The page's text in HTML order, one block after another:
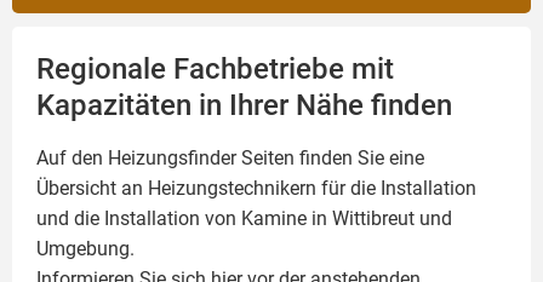
Regionale Fachbetriebe mit
Kapazitäten in Ihrer Nähe finden
Auf den Heizungsfinder Seiten finden Sie eine
Übersicht an Heizungstechnikern für die Installation
und die Installation von Kamine in Wittibreut und
Umgebung.